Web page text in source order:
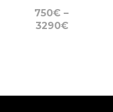
750€ –
3290€